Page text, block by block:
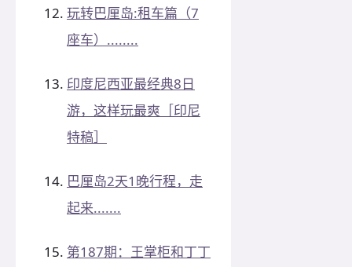
玩转巴厘岛:租车篇（7
座车）........
印度尼西亚最经典8日
游，这样玩最爽［印尼
特稿］
巴厘岛2天1晚行程，走
起来.......
第187期：王掌柜和丁丁